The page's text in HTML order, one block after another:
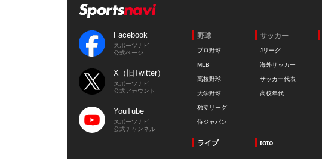
Facebook
スポーツナビ
公式ページ
X（旧Twitter）
スポーツナビ
公式アカウント
YouTube
スポーツナビ
公式チャンネル
野球
プロ野球
MLB
高校野球
大学野球
独立リーグ
侍ジャパン
サッカー
Jリーグ
海外サッカー
サッカー代表
高校年代
ライブ toto